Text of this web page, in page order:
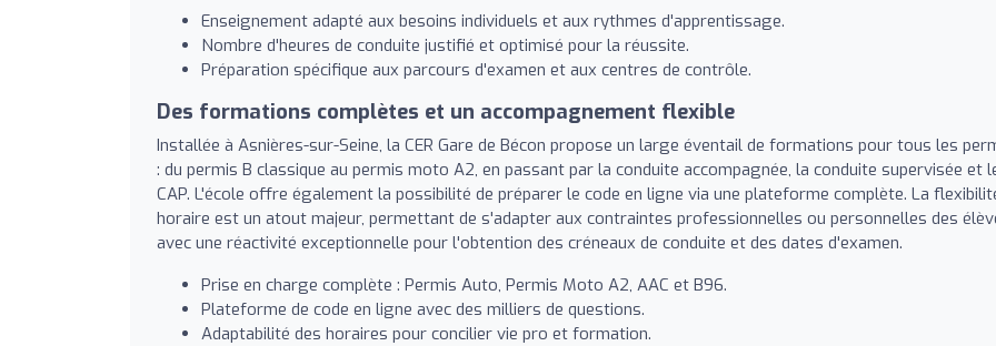
Enseignement adapté aux besoins individuels et aux rythmes d'apprentissage.
Nombre d'heures de conduite justifié et optimisé pour la réussite.
Préparation spécifique aux parcours d'examen et aux centres de contrôle.
Des formations complètes et un accompagnement flexible
Installée à Asnières-sur-Seine, la CER Gare de Bécon propose un large éventail de formations pour tous les
: du permis B classique au permis moto A2, en passant par la conduite accompagnée, la conduite supervisée et
CAP. L'école offre également la possibilité de préparer le code en ligne via une plateforme complète. La
horaire est un atout majeur, permettant de s'adapter aux contraintes professionnelles ou personnelles des
avec une réactivité exceptionnelle pour l'obtention des créneaux de conduite et des dates d'examen.
Prise en charge complète : Permis Auto, Permis Moto A2, AAC et B96.
Plateforme de code en ligne avec des milliers de questions.
Adaptabilité des horaires pour concilier vie pro et formation.